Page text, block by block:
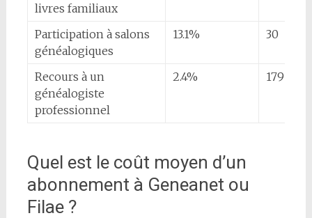
livres familiaux
Participation à salons
généalogiques
13.1% 30
Recours à un
généalogiste
professionnel
2.4% 179
Quel est le coût moyen d’un
abonnement à Geneanet ou
Filae ?